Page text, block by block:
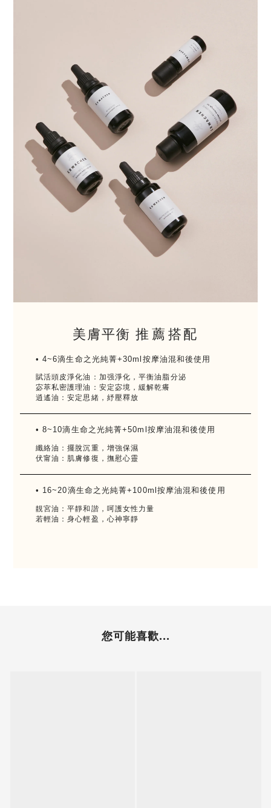
美膚平衡 推薦 搭配
• 4~6滴生命之光純菁+30ml按摩油混和後使用
賦活頭皮淨化油：加强淨化，平衡油脂分泌
宓萃私密護理油：安定宓境，緩解乾癢
逍遙油：安定思緒，紓壓釋放
• 8~10滴生命之光純菁+50ml按摩油混和後使用
纖絡油：擺脫沉重，增強保濕
伏甯油：肌膚修復，撫慰心靈
• 16~20滴生命之光純菁+100ml按摩油混和後使用
靚宮油：平靜和諧，呵護女性力量
若輕油：身心輕盈，心神寧靜
您可能喜歡...